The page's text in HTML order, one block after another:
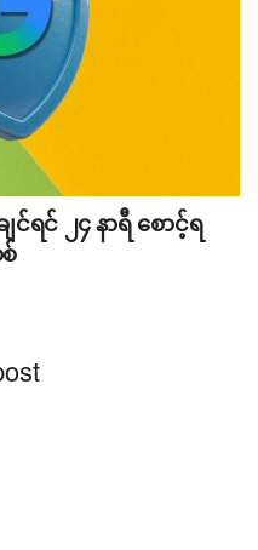
င်ရင် ၂၄ နာရီ စောင့်ရ